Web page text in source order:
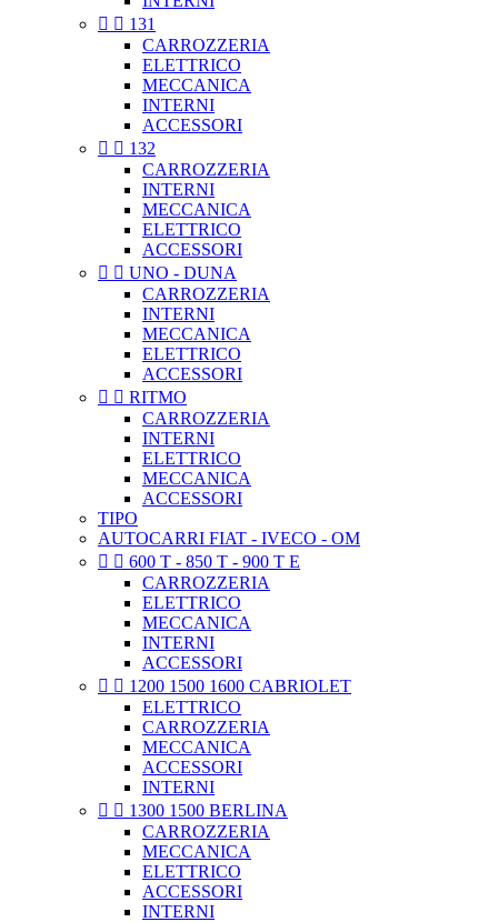
  131
CARROZZERIA
ELETTRICO
MECCANICA
INTERNI
ACCESSORI
  132
CARROZZERIA
INTERNI
MECCANICA
ELETTRICO
ACCESSORI
  UNO - DUNA
CARROZZERIA
INTERNI
MECCANICA
ELETTRICO
ACCESSORI
  RITMO
CARROZZERIA
INTERNI
ELETTRICO
MECCANICA
ACCESSORI
TIPO
AUTOCARRI FIAT - IVECO - OM
  600 T - 850 T - 900 T E
CARROZZERIA
ELETTRICO
MECCANICA
INTERNI
ACCESSORI
  1200 1500 1600 CABRIOLET
ELETTRICO
CARROZZERIA
MECCANICA
ACCESSORI
INTERNI
  1300 1500 BERLINA
CARROZZERIA
MECCANICA
ELETTRICO
ACCESSORI
INTERNI